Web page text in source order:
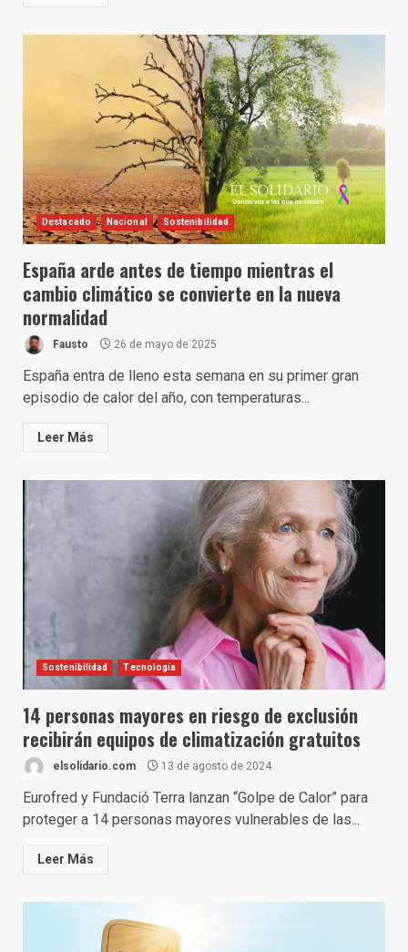
Destacado Nacional Sostenibilidad
España arde antes de tiempo mientras el
cambio climático se convierte en la nueva
normalidad
Fausto 26 de mayo de 2025
España entra de lleno esta semana en su primer gran
episodio de calor del año, con temperaturas...
Leer Más
Sostenibilidad Tecnología
14 personas mayores en riesgo de exclusión
recibirán equipos de climatización gratuitos
elsolidario.com 13 de agosto de 2024
Eurofred y Fundació Terra lanzan “Golpe de Calor” para
proteger a 14 personas mayores vulnerables de las...
Leer Más